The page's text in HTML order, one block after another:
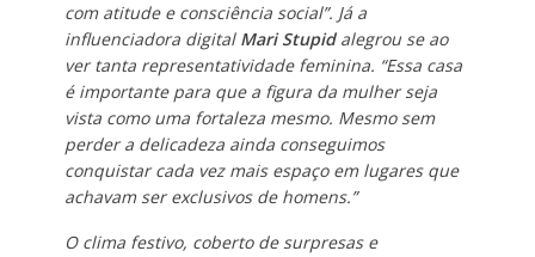
com atitude e consciência social”. Já a
influenciadora digital Mari Stupidalegrou se ao
ver tanta representatividade feminina. “Essa casa
é importante para que a figura da mulher seja
vista como uma fortaleza mesmo. Mesmo sem
perder a delicadeza ainda conseguimos
conquistar cada vez mais espaço em lugares que
achavam ser exclusivos de homens.”
O clima festivo, coberto de surpresas e